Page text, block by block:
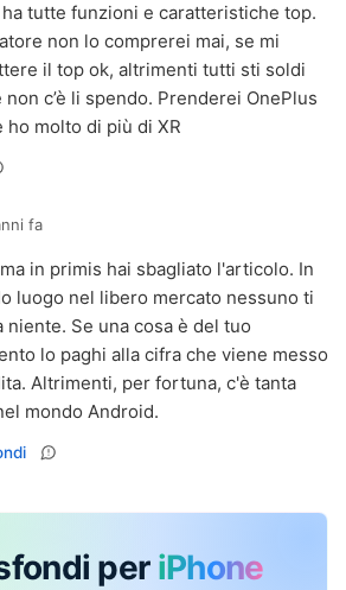
tutte funzioni e caratteristiche top.
non lo comprerei mai, se mi
il top ok, altrimenti tutti sti soldi
c’è li spendo. Prenderei OnePlus
ho molto di più di XR
fa
in primis hai sbagliato l'articolo. In
luogo nel libero mercato nessuno ti
niente. Se una cosa è del tuo
lo paghi alla cifra che viene messo
Altrimenti, per fortuna, c'è tanta
mondo Android.
per iPhone